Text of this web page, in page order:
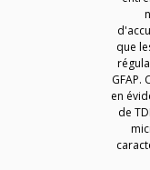
que
en
de